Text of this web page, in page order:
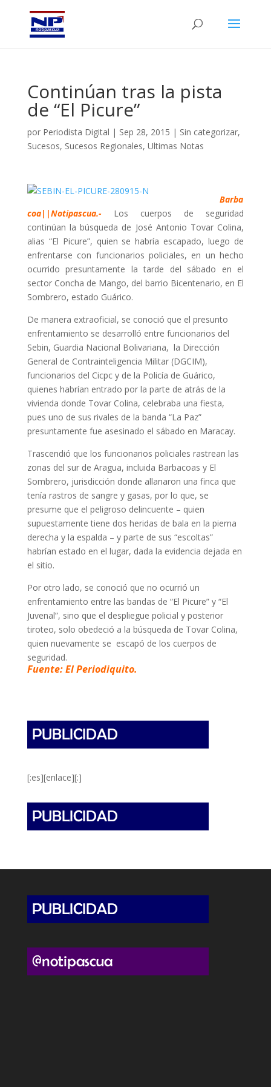
Continúan tras la pista
de “El Picure”
por Periodista Digital | Sep 28, 2015 | Sin categorizar,
Sucesos, Sucesos Regionales, Ultimas Notas
Barba
coa||Notipascua.-
Los cuerpos de seguridad
continúan la búsqueda de José Antonio Tovar Colina,
alias “El Picure”, quien se habría escapado, luego de
enfrentarse con funcionarios policiales, en un hecho
ocurrido presuntamente la tarde del sábado en el
sector Concha de Mango, del barrio Bicentenario, en El
Sombrero, estado Guárico.
De manera extraoficial, se conoció que el presunto
enfrentamiento se desarrolló entre funcionarios del
Sebin, Guardia Nacional Bolivariana, la Dirección
General de Contrainteligencia Militar (DGCIM),
funcionarios del Cicpc y de la Policía de Guárico,
quienes habrían entrado por la parte de atrás de la
vivienda donde Tovar Colina, celebraba una fiesta,
pues uno de sus rivales de la banda “La Paz”
presuntamente fue asesinado el sábado en Maracay.
Trascendió que los funcionarios policiales rastrean las
zonas del sur de Aragua, incluida Barbacoas y El
Sombrero, jurisdicción donde allanaron una finca que
tenía rastros de sangre y gasas, por lo que, se
presume que el peligroso delincuente – quien
supuestamente tiene dos heridas de bala en la pierna
derecha y la espalda – y parte de sus “escoltas”
habrían estado en el lugar, dada la evidencia dejada en
el sitio.
Por otro lado, se conoció que no ocurrió un
enfrentamiento entre las bandas de “El Picure” y “El
Juvenal”, sino que el despliegue policial y posterior
tiroteo, solo obedeció a la búsqueda de Tovar Colina,
quien nuevamente se escapó de los cuerpos de
seguridad.
Fuente: El Periodiquito.
[:es][enlace][:]